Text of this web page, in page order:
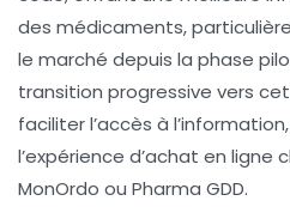
des médicaments,
le marché depuis la phase
transition progressive vers
faciliter l’accès à
l’expérience d’achat en
MonOrdo ou Pharma GDD.